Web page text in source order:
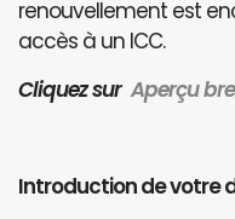
renouvellement est
accès à un ICC.
Cliquez surAperçu
Introduction de votre